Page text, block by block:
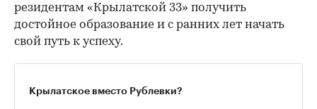
резидентам «Крылатской 33» получить
достойное образование и с ранних лет начать
свой путь к успеху.
Крылатское вместо Рублевки?